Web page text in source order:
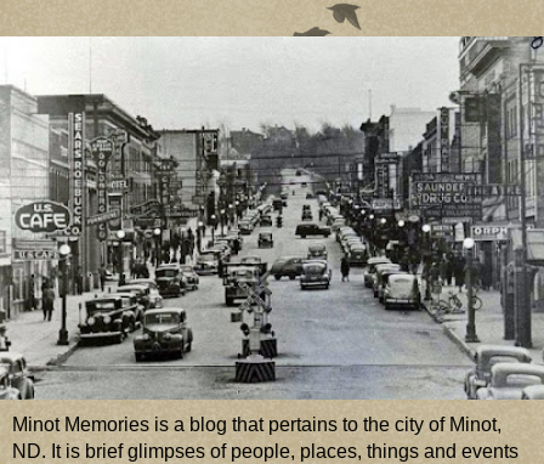
Minot Memories is a blog that pertains to the city of Minot,
ND. It is brief glimpses of people, places, things and events